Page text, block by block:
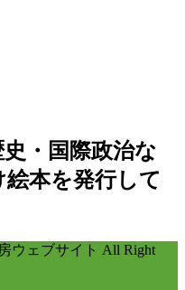
・国際政治な
本を発行して
ウェブサイト All Right